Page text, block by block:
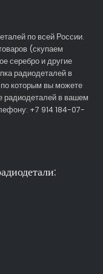
по всей России.
(скупаем
серебро и другие
радиодеталей в
по которым вы можете
радиодеталей в вашем
+7 914 184-07-